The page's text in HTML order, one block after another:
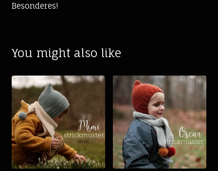
Besonderes!
You might also like